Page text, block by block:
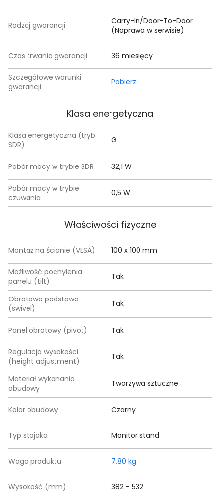
Rodzaj gwarancji
Carry-In/Door-To-Door
(Naprawa w serwisie)
Czas trwania gwarancji 36 miesięcy
Szczegółowe warunki
gwarancji
Pobierz
Klasa energetyczna
Klasa energetyczna (tryb
SDR)
G
Pobór mocy w trybie SDR 32,1 W
Pobór mocy w trybie
czuwania
0,5 W
Właściwości fizyczne
Montaż na ścianie (VESA) 100 x 100 mm
Możliwość pochylenia
panelu (tilt)
Tak
Obrotowa podstawa
(swivel)
Tak
Panel obrotowy (pivot) Tak
Regulacja wysokości
(height adjustment)
Tak
Materiał wykonania
obudowy
Tworzywa sztuczne
Kolor obudowy Czarny
Typ stojaka Monitor stand
Waga produktu 7,80 kg
Wysokość (mm) 382 - 532